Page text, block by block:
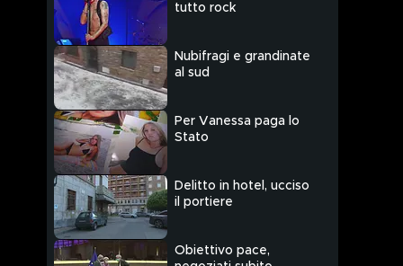
tutto rock
Nubifragi e grandinate
al sud
Per Vanessa paga lo
Stato
Delitto in hotel, ucciso
il portiere
Obiettivo pace,